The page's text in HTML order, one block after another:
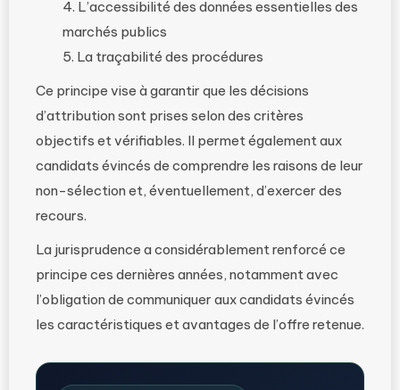
L’accessibilité des données essentielles des
marchés publics
La traçabilité des procédures
Ce principe vise à garantir que les décisions
d’attribution sont prises selon des critères
objectifs et vérifiables. Il permet également aux
candidats évincés de comprendre les raisons de leur
non-sélection et, éventuellement, d’exercer des
recours.
La jurisprudence a considérablement renforcé ce
principe ces dernières années, notamment avec
l’obligation de communiquer aux candidats évincés
les caractéristiques et avantages de l’offre retenue.